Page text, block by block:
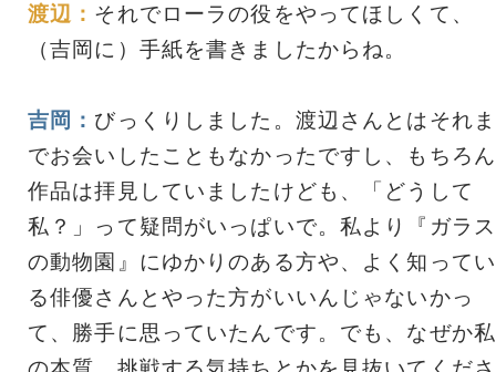
渡辺： それでローラの役をやってほしくて、
（吉岡に）手紙を書きましたからね。
吉岡： びっくりしました。渡辺さんとはそれま
でお会いしたこともなかったですし、もちろん
作品は拝見していましたけども、「どうして
私？」って疑問がいっぱいで。私より『ガラス
の動物園』にゆかりのある方や、よく知ってい
る俳優さんとやった方がいいんじゃないかっ
て、勝手に思っていたんです。でも、なぜか私